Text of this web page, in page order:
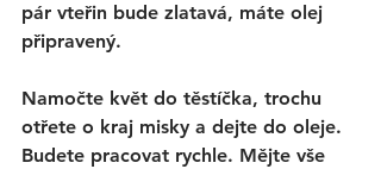
pár vteřin bude zlatavá, máte olej
připravený.
Namočte květ do těstíčka, trochu
otřete o kraj misky a dejte do oleje.
Budete pracovat rychle. Mějte vše